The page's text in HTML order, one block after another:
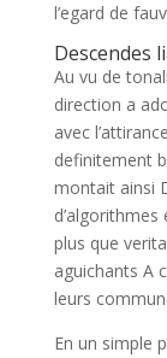
l’egard de
Descendes
Au vu de
direction a
avec
definitement
montait ainsi
plus que
aguichants A
leurs
En un simple